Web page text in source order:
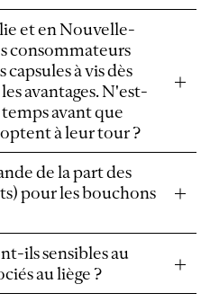
et en Nouvelle-
consommateurs
à vis dès
avantages. N'est-
avant que
à leur tour ?
de la part des
pour les bouchons
ils sensibles au
au liège ?